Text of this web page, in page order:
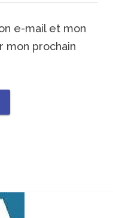
e-mail et mon
mon prochain